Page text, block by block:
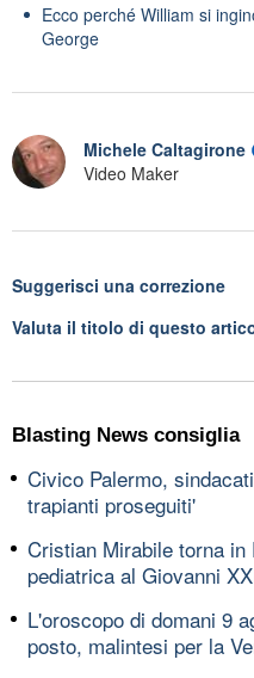
Ecco perché William si
George
Michele Caltagirone
Video Maker
Suggerisci una correzione
Valuta il titolo di questo
Blasting News consiglia
Civico Palermo,
trapianti proseguiti'
Cristian Mirabile torna
pediatrica al Giovanni
L'oroscopo di domani 9
posto, malintesi per la